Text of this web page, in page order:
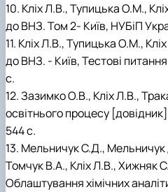
10. Кліх Л.В., Тупицька О.М.,
до ВНЗ. Том 2- Київ, НУБіП
11. Кліх Л.В., Тупицька О.М.,
до ВНЗ. - Київ, Тестові
с.
12. Зазимко О.В., Кліх Л.В.,
освітнього процесу
544 с.
13. Мельничук С.Д.,
Томчук В.А., Кліх Л.В., Хижняк
Облаштування хімічних